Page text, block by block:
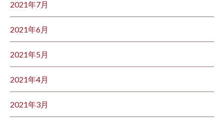
2021年7月
2021年6月
2021年5月
2021年4月
2021年3月